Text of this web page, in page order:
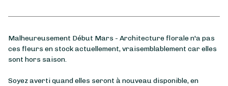
Malheureusement Début Mars - Architecture florale n'a pas
ces fleurs en stock actuellement, vraisemblablement car elles
sont hors saison.
Soyez averti quand elles seront à nouveau disponible, en